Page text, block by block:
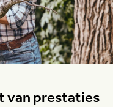
van prestaties